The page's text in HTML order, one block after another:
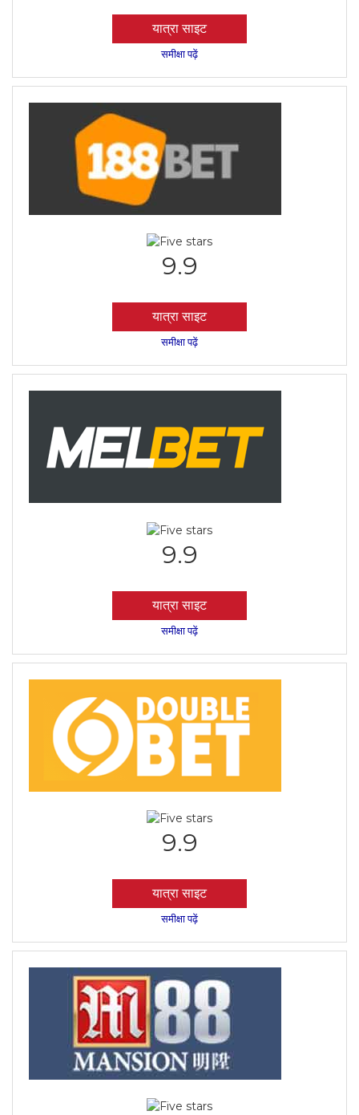
यात्रा साइट
समीक्षा पढ़ें
9.9
यात्रा साइट
समीक्षा पढ़ें
9.9
यात्रा साइट
समीक्षा पढ़ें
9.9
यात्रा साइट
समीक्षा पढ़ें